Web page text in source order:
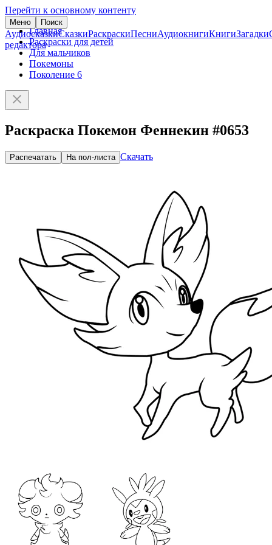
Перейти к основному контенту
Меню Поиск
АудиосказкиСказкиРаскраскиПесниАудиокнигиКнигиЗагадки
редактора
Главная
Раскраски для детей
Для мальчиков
Покемоны
Поколение 6
Раскраска Покемон Феннекин #0653
Распечатать На пол-листа Скачать